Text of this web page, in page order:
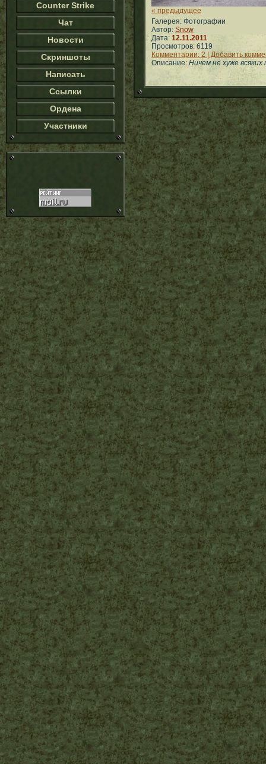
Counter Strike
Чат
Новости
Скриншоты
Написать
Ссылки
Ордена
Участники
« предыдущее
Галерея: Фотографии
Автор: Snow
Дата: 12.11.2011
Просмотров: 6119
Комментарии: 2 | Добавить
Описание: Ничем не хуже